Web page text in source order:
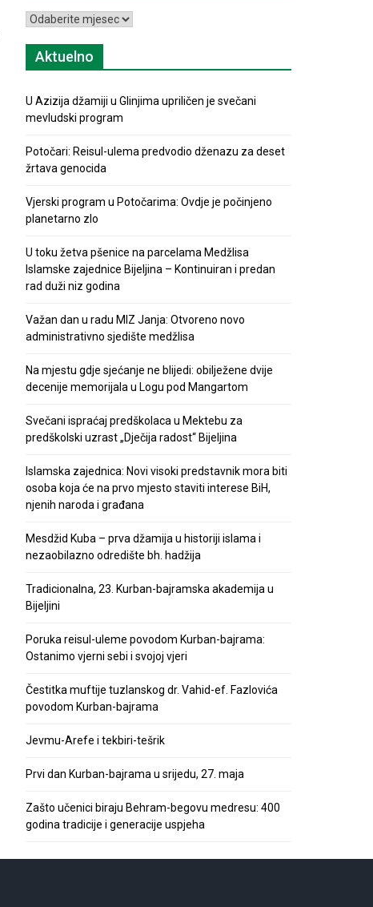
Arhiva
Aktuelno
U Azizija džamiji u Glinjima upriličen je svečani
mevludski program
Potočari: Reisul-ulema predvodio dženazu za deset
žrtava genocida
Vjerski program u Potočarima: Ovdje je počinjeno
planetarno zlo
U toku žetva pšenice na parcelama Medžlisa
Islamske zajednice Bijeljina – Kontinuiran i predan
rad duži niz godina
Važan dan u radu MIZ Janja: Otvoreno novo
administrativno sjedište medžlisa
Na mjestu gdje sjećanje ne blijedi: obilježene dvije
decenije memorijala u Logu pod Mangartom
Svečani ispraćaj predškolaca u Mektebu za
predškolski uzrast „Dječija radost“ Bijeljina
Islamska zajednica: Novi visoki predstavnik mora biti
osoba koja će na prvo mjesto staviti interese BiH,
njenih naroda i građana
Mesdžid Kuba – prva džamija u historiji islama i
nezaobilazno odredište bh. hadžija
Tradicionalna, 23. Kurban-bajramska akademija u
Bijeljini
Poruka reisul-uleme povodom Kurban-bajrama:
Ostanimo vjerni sebi i svojoj vjeri
Čestitka muftije tuzlanskog dr. Vahid-ef. Fazlovića
povodom Kurban-bajrama
Jevmu-Arefe i tekbiri-tešrik
Prvi dan Kurban-bajrama u srijedu, 27. maja
Zašto učenici biraju Behram-begovu medresu: 400
godina tradicije i generacije uspjeha